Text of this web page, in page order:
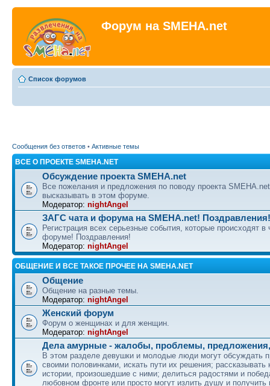
Форум на SMEHA.net
Список форумов
Сообщения без ответов • Активные темы
ВСЕ О ПРОЕКТЕ SMEHA.NET
Обсуждение проекта SMEHA.net
Все пожелания и предложения по поводу проекта
высказывать в этом форуме.
Модератор: nightAngel
ЗАГС чата и форума на SMEHA.net! Поздравления!
Регистрация всех серьезные события, которые происходят в
форуме! Поздравления!
Модератор: nightAngel
ОБЩЕНИЕ И ВСЕ ТАКОЕ ПРОЧЕЕ НА SMEHA.NET
Общение
Общение на разные темы.
Модератор: nightAngel
Женский форум
Форум о женщинах и для женщин.
Модератор: nightAngel
Дела амурные - жалобы, проблемы,
В этом разделе девушки и молодые люди могут обсуждать
своими половинками, искать пути их решения; рассказывать
истории, произошедшие с ними; делиться радостями и
любовном фронте или просто могут излить душу и получить